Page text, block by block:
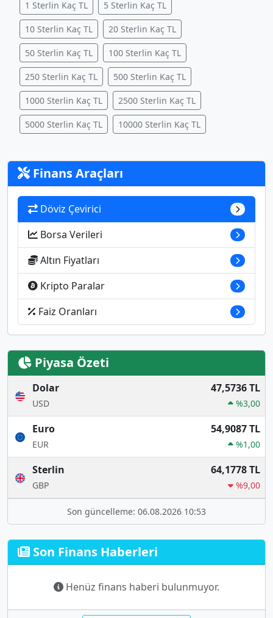
1 Sterlin Kaç TL 5 Sterlin Kaç TL
10 Sterlin Kaç TL 20 Sterlin Kaç TL
50 Sterlin Kaç TL 100 Sterlin Kaç TL
250 Sterlin Kaç TL 500 Sterlin Kaç TL
1000 Sterlin Kaç TL 2500 Sterlin Kaç TL
5000 Sterlin Kaç TL 10000 Sterlin Kaç TL
Finans Araçları
Döviz Çevirici
Borsa Verileri
Altın Fiyatları
Kripto Paralar
Faiz Oranları
Piyasa Özeti
Dolar
USD
47,5736 TL
%3,00
Euro
EUR
54,9087 TL
%1,00
Sterlin
GBP
64,1778 TL
%9,00
Son güncelleme: 06.08.2026 10:53
Son Finans Haberleri
Henüz finans haberi bulunmuyor.